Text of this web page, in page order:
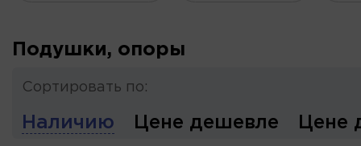
Подушки, опоры
Сортировать по:
Наличию Цене дешевле Цене